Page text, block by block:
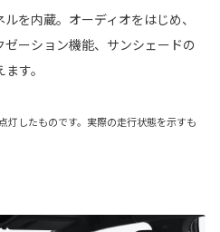
を内蔵。オーディオをはじめ、
ーション機能、サンシェードの
す。
したものです。実際の走行状態を示すも